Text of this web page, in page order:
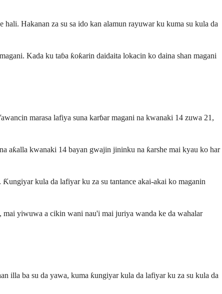
Hakanan za su sa ido kan alamun rayuwar ku kuma su kula da
Kada ku taɓa ƙoƙarin daidaita lokacin ko daina shan magani
marasa lafiya suna karɓar magani na kwanaki 14 zuwa 21,
aƙalla kwanaki 14 bayan gwajin jininku na ƙarshe mai kyau ko har
kula da lafiyar ku za su tantance akai-akai ko maganin
yiwuwa a cikin wani nau'i mai juriya wanda ke da wahalar
illa ba su da yawa, kuma ƙungiyar kula da lafiyar ku za su kula da